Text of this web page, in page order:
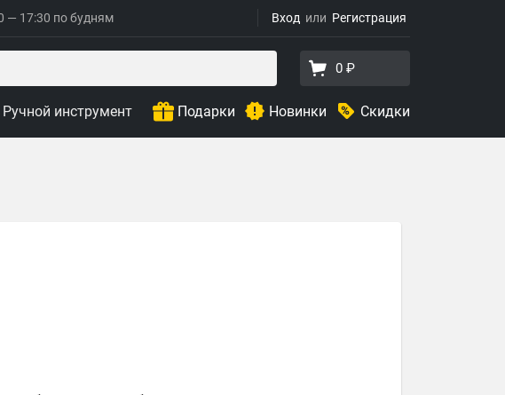
Вход Регистрация
— 17:30 по будням
0 ₽
Ручной инструмент Подарки Новинки Скидки